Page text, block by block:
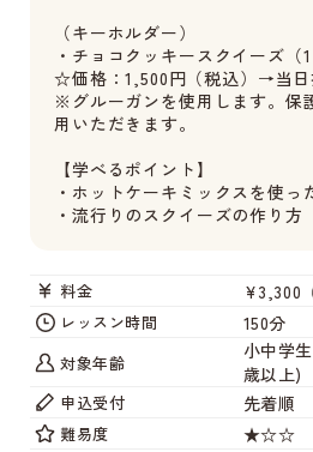
（キーホルダー）
・チョコクッキースクイーズ（1
☆価格：1,500円（税込）→当日
※グルーガンを使用します。保
用いただきます。
【学べるポイント】
・ホットケーキミックスを使っ
・流行りのスクイーズの作り方
料金 ¥3,300
レッスン時間 150分
対象年齢
小中学
歳以上)
申込受付 先着順
難易度 ★☆☆